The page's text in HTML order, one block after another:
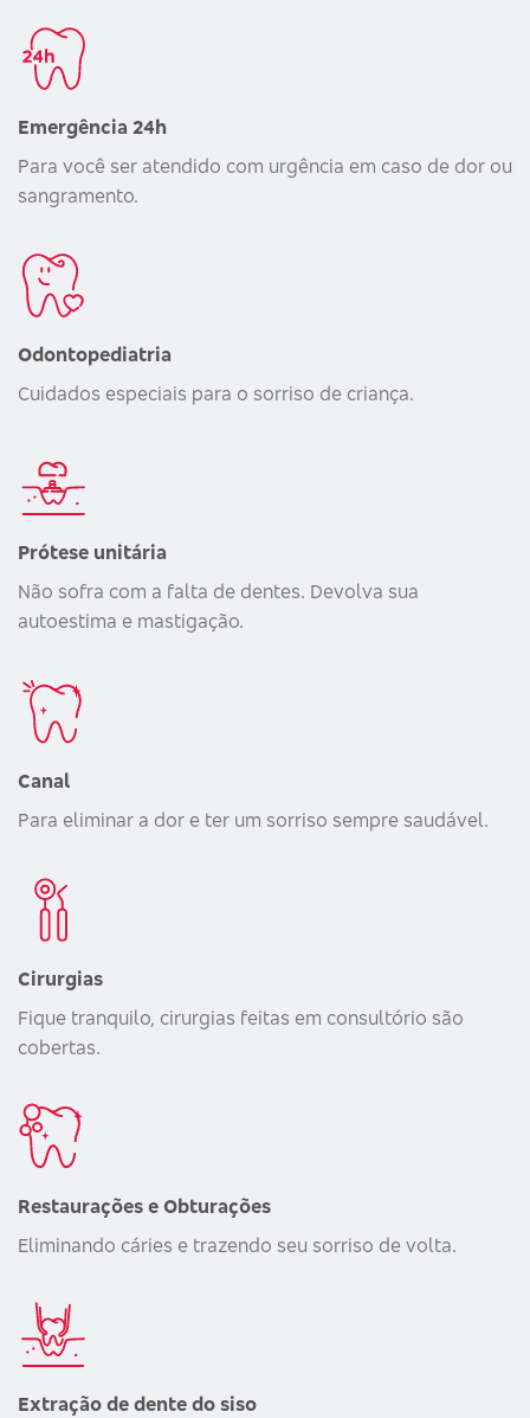
Emergência 24h
Para você ser atendido com urgência em caso de dor ou
sangramento.
Odontopediatria
Cuidados especiais para o sorriso de criança.
Prótese unitária
Não sofra com a falta de dentes. Devolva sua
autoestima e mastigação.
Canal
Para eliminar a dor e ter um sorriso sempre saudável.
Cirurgias
Fique tranquilo, cirurgias feitas em consultório são
cobertas.
Restaurações e Obturações
Eliminando cáries e trazendo seu sorriso de volta.
Extração de dente do siso